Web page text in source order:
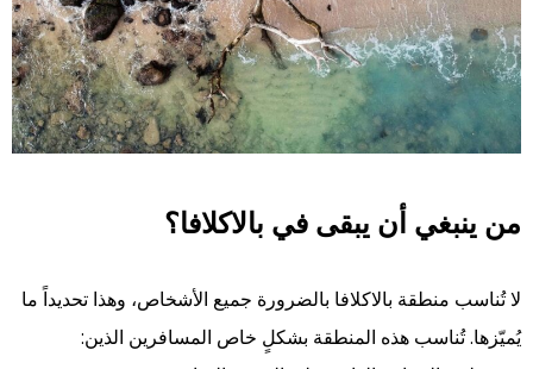
من ينبغي أن يبقى في بالاكلافا؟
لا تُناسب منطقة بالاكلافا بالضرورة جميع الأشخاص، وهذا تحديداً ما
يُميّزها. تُناسب هذه المنطقة بشكلٍ خاص المسافرين الذين: